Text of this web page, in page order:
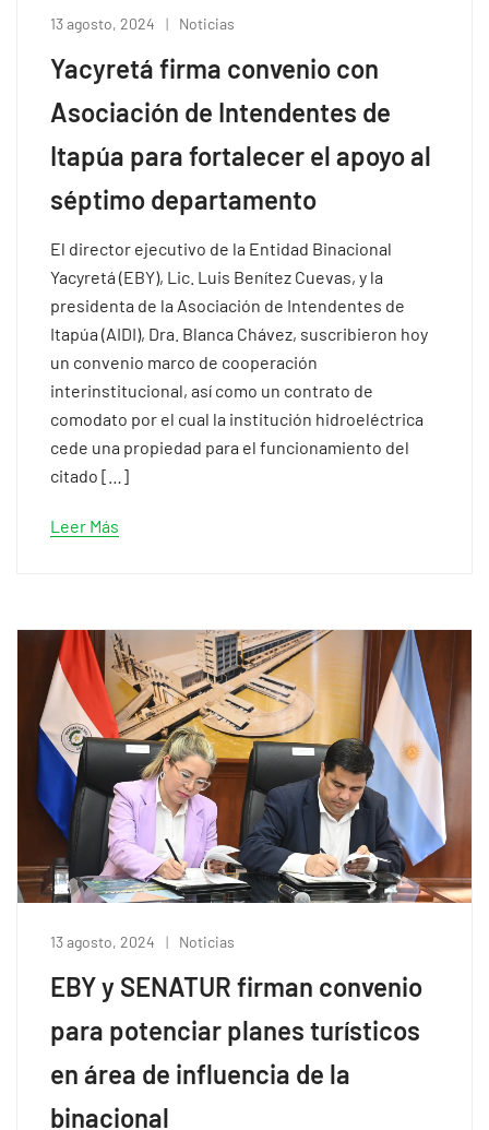
13 agosto, 2024 Noticias
Yacyretá firma convenio con
Asociación de Intendentes de
Itapúa para fortalecer el apoyo al
séptimo departamento
El director ejecutivo de la Entidad Binacional
Yacyretá (EBY), Lic. Luis Benítez Cuevas, y la
presidenta de la Asociación de Intendentes de
Itapúa (AIDI), Dra. Blanca Chávez, suscribieron hoy
un convenio marco de cooperación
interinstitucional, así como un contrato de
comodato por el cual la institución hidroeléctrica
cede una propiedad para el funcionamiento del
citado […]
Leer Más
13 agosto, 2024 Noticias
EBY y SENATUR firman convenio
para potenciar planes turísticos
en área de influencia de la
binacional